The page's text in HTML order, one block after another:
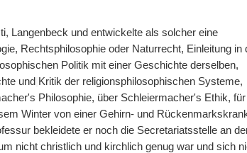
Langenbeck und entwickelte als solcher eine
Rechtsphilosophie oder Naturrecht, Einleitung in
Politik mit einer Geschichte derselben,
und Kritik der religionsphilosophischen Systeme,
Philosophie, über Schleiermacher's Ethik,
Winter von einer Gehirn- und
bekleidete er noch die Secretariatsstelle an
nicht christlich und kirchlich genug war und sich